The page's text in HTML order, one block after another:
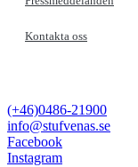
Kontakta oss
(+46)0486-21900
info@stufvenas.se
Facebook
Instagram